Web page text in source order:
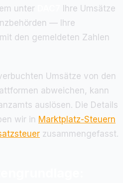
unter
Ihre Umsätze
— Ihre
den gemeldeten Zahlen
Umsätze von den
abweichen, kann
auslösen. Die Details
wir in Marktplatz-Steuern
zusammengefasst.